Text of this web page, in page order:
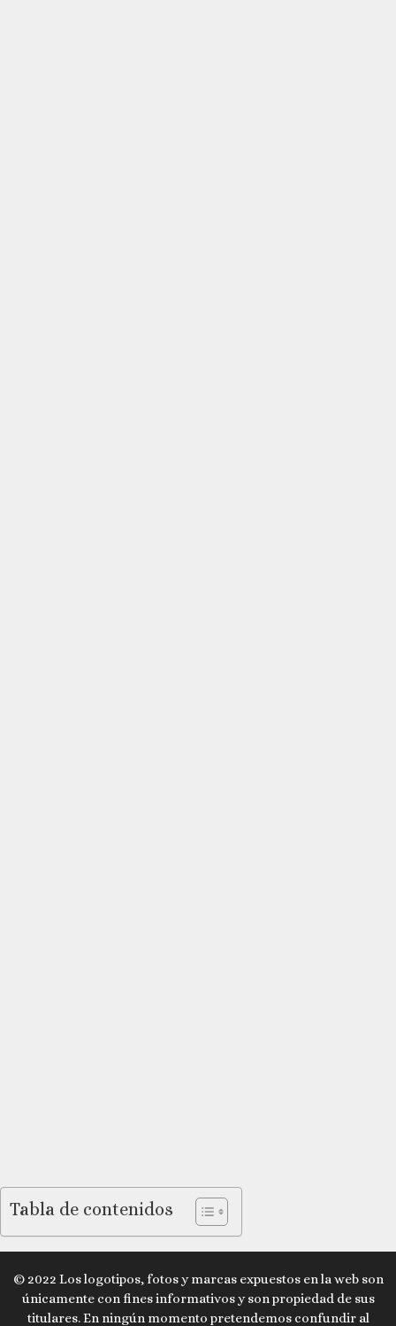
Tabla de contenidos
© 2022 Los logotipos, fotos y marcas expuestos en la web son
únicamente con fines informativos y son propiedad de sus
titulares. En ningún momento pretendemos confundir al